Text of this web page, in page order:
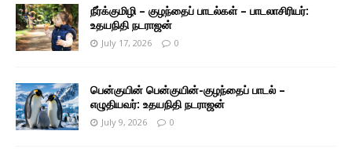
நீர்க்குமிழி – குழந்தைப் பாடல்கள் – பாடலாசிரியர்:
உதயநிதி நடராஜன்
July 17, 2026 0
பென்குயின் பென்குயின்-குழந்தைப் பாடல் –
எழுதியவர்: உதயநிதி நடராஜன்
July 9, 2026 0